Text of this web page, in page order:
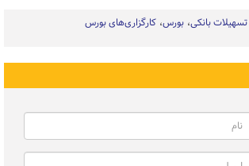
تسهیلات بانکی بورس کارگزاری‌های بورس